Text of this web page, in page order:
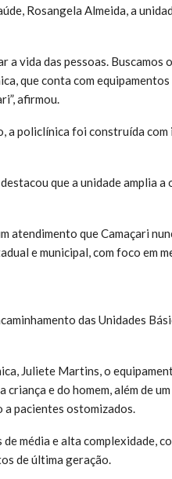
Rosangela Almeida, a
a vida das pessoas. Buscamos
que conta com
afirmou.
a policlínica foi construída
que a unidade amplia
atendimento que Camaçari
e municipal, com foco em
das Unidades
Juliete Martins, o
criança e do homem, além de
pacientes ostomizados.
média e alta complexidade,
de última geração.